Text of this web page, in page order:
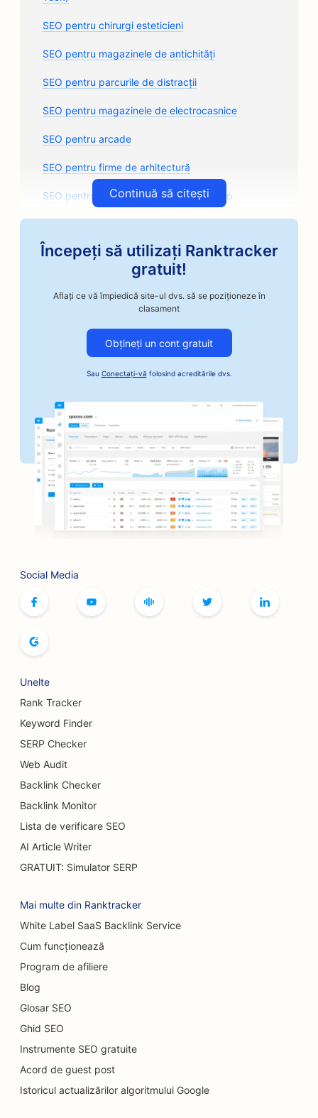
SEO pentru chirurgi esteticieni
SEO pentru magazinele de antichități
SEO pentru parcurile de distracții
SEO pentru magazinele de electrocasnice
SEO pentru arcade
SEO pentru firme de arhitectură
SEO pentru magazinele de caroserii auto
SEO pentru cursuri de artă
SEO pentru magazinele de reparații auto
SEO pentru prăjitorii de cafea artizanale
SEO pentru serviciile de cauțiune
SEO pentru frizerii
SEO pentru bănci
SEO pentru librării
SEO pentru restaurantele BBQ
SEO pentru fabricile de bere
SEO pentru serviciile de augmentare mamară
SEO pentru Burger Trucks
SEO pentru magazinele de prăjituri
SEO pentru dealerii auto
SEO pentru chirurgi pentru arși
SEO pentru cafenele
SEO pentru magazine de covoare și pardoseli
SEO pentru restaurantele Casual Dining
SEO pentru chiropracticieni
SEO pentru serviciile de curățenie
Continuă să citești
Începeți să utilizați Ranktracker
gratuit!
Aflați ce vă împiedică site-ul dvs. să se poziționeze în
clasament
Obțineți un cont gratuit
Sau Conectați-vă folosind acreditările dvs.
Social Media
Unelte
Rank Tracker
Keyword Finder
SERP Checker
Web Audit
Backlink Checker
Backlink Monitor
Lista de verificare SEO
AI Article Writer
GRATUIT: Simulator SERP
Mai multe din Ranktracker
White Label SaaS Backlink Service
Cum funcționează
Program de afiliere
Blog
Glosar SEO
Ghid SEO
Instrumente SEO gratuite
Acord de guest post
Istoricul actualizărilor algoritmului Google